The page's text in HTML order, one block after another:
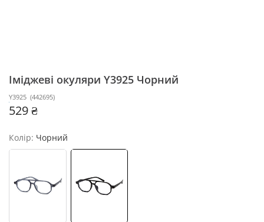
Іміджеві окуляри Y3925 Чорний
Y3925 (442695)
529 ₴
Колір: Чорний